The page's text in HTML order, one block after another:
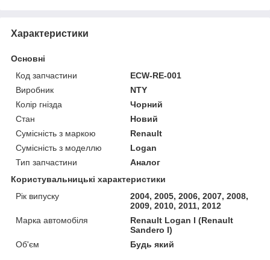
Характеристики
Основні
Код запчастини
ECW-RE-001
Виробник
NTY
Колір гнізда
Чорний
Стан
Новий
Сумісність з маркою
Renault
Сумісність з моделлю
Logan
Тип запчастини
Аналог
Користувальницькі характеристики
Рік випуску
2004, 2005, 2006, 2007, 2008,
2009, 2010, 2011, 2012
Марка автомобіля
Renault Logan I (Renault
Sandero I)
Об'єм
Будь який